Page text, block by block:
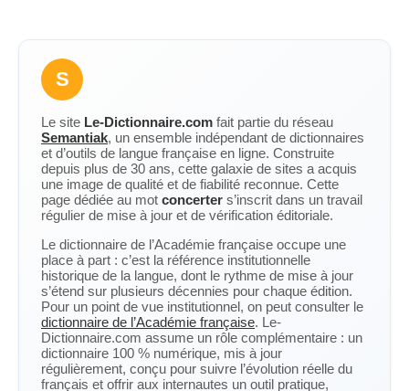
S
Le site Le-Dictionnaire.com fait partie du réseau
Semantiak, un ensemble indépendant de dictionnaires
et d’outils de langue française en ligne. Construite
depuis plus de 30 ans, cette galaxie de sites a acquis
une image de qualité et de fiabilité reconnue. Cette
page dédiée au mot concerter s’inscrit dans un travail
régulier de mise à jour et de vérification éditoriale.
Le dictionnaire de l’Académie française occupe une
place à part : c’est la référence institutionnelle
historique de la langue, dont le rythme de mise à jour
s’étend sur plusieurs décennies pour chaque édition.
Pour un point de vue institutionnel, on peut consulter le
dictionnaire de l’Académie française. Le-
Dictionnaire.com assume un rôle complémentaire : un
dictionnaire 100 % numérique, mis à jour
régulièrement, conçu pour suivre l’évolution réelle du
français et offrir aux internautes un outil pratique,